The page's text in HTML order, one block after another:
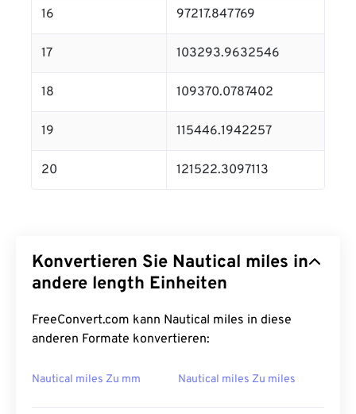
16 97217.847769
17 103293.9632546
18 109370.0787402
19 115446.1942257
20 121522.3097113
Konvertieren Sie Nautical miles in
andere length Einheiten
FreeConvert.com kann Nautical miles in diese
anderen Formate konvertieren:
Nautical miles Zu mm Nautical miles Zu miles